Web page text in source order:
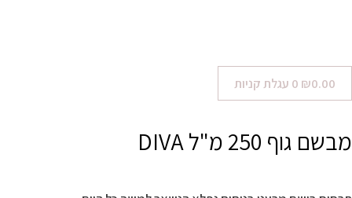
₪0.00
0 עגלת קניות
מבשם גוף 250 מ"ל DIVA